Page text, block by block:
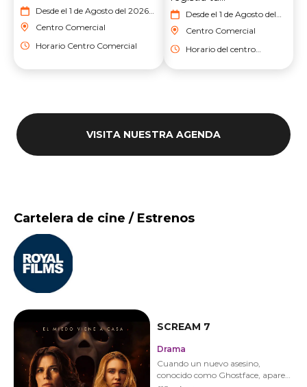
Desde el 1 de Agosto del 2026
Centro Comercial
Horario Centro Comercial
Desde el 1 de Agosto del
Agosto del 2026
Centro Comercial
Horario del centro
VISITA NUESTRA AGENDA
Cartelera de cine / Estrenos
SCREAM 7
Drama
Cuando un nuevo asesino,
conocido como Ghostface, aparece